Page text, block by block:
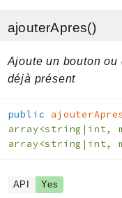
ajouterApres()
Ajoute un bouton ou
déjà présent
public
array<string|int,
array<string|int,
API Yes